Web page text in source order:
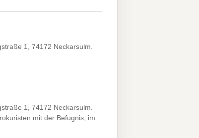
1, 74172 Neckarsulm.
1, 74172 Neckarsulm.
mit der Befugnis, im